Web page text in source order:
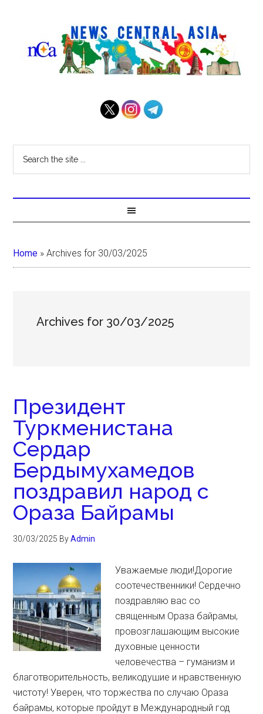
Home »Archives for 30/03/2025
Archives for 30/03/2025
Президент
Туркменистана
Сердар
Бердымухамедов
поздравил народ с
Ораза Байрамы
30/03/2025 ByAdmin
Уважаемые люди!Дорогие
соотечественники! Сердечно
поздравляю вас со
священным Ораза байрамы,
провозглашающим высокие
духовные ценности
человечества – гуманизм и
благотворительность, великодушие и нравственную
чистоту! Уверен, что торжества по случаю Ораза
байрамы, которые пройдут в Международный год